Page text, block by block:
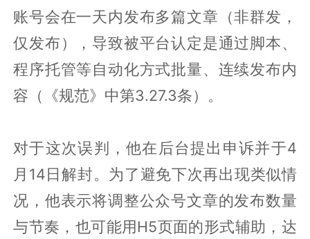
账号会在一天内发布多篇文章（非群发，
仅发布），导致被平台认定是通过脚本、
程序托管等自动化方式批量、连续发布内
容（《规范》中第3.27.3条）。
对于这次误判，他在后台提出申诉并于4
月14日解封。为了避免下次再出现类似情
况，他表示将调整公众号文章的发布数量
与节奏，也可能用H5页面的形式辅助，达